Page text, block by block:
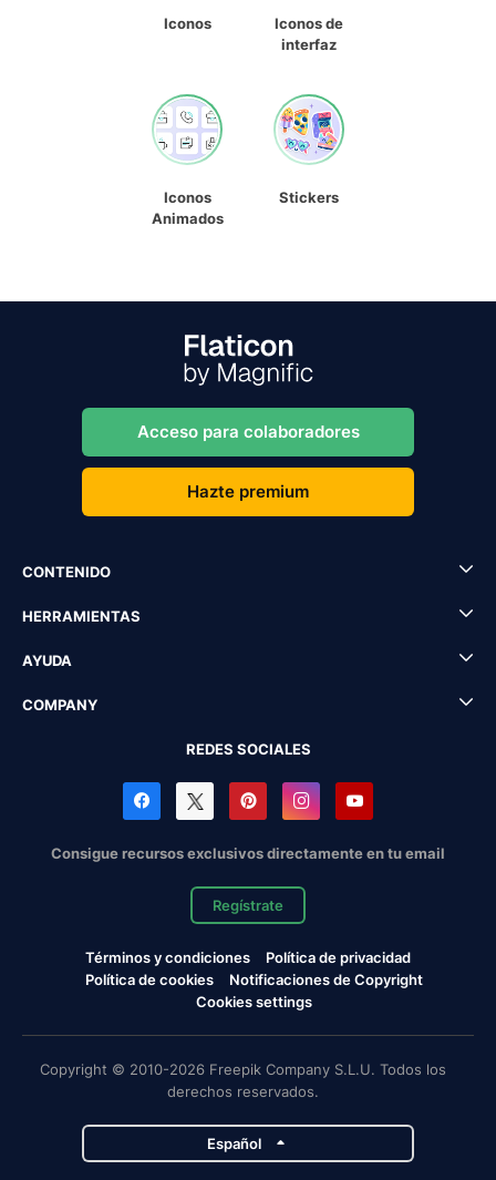
Iconos
Iconos de
interfaz
Iconos
Animados
Stickers
Acceso para colaboradores
Hazte premium
CONTENIDO
HERRAMIENTAS
AYUDA
COMPANY
REDES SOCIALES
Consigue recursos exclusivos directamente en tu email
Regístrate
Términos y condiciones
Política de privacidad
Política de cookies
Notificaciones de Copyright
Cookies settings
Copyright © 2010-2026 Freepik Company S.L.U. Todos los
derechos reservados.
Español